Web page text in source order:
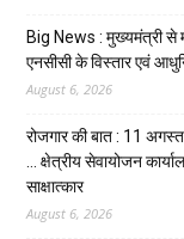
Big News : मुख्यमंत्री से
एनसीसी के विस्तार एवं
August 6, 2026
रोजगार की बात : 11
… क्षेत्रीय सेवायोजन
साक्षात्कार
August 6, 2026